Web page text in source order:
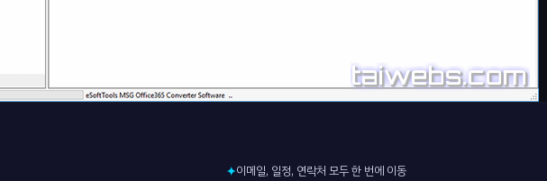
✦이메일, 일정, 연락처 모두 한 번에 이동